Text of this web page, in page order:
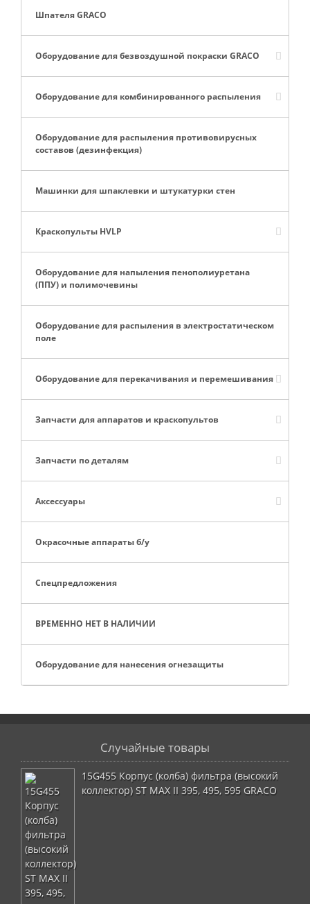
Шпателя GRACO
Оборудование для безвоздушной покраски GRACO
Оборудование для комбинированного распыления
Оборудование для распыления противовирусных
составов (дезинфекция)
Машинки для шпаклевки и штукатурки стен
Краскопульты HVLP
Оборудование для напыления пенополиуретана
(ППУ) и полимочевины
Оборудование для распыления в электростатическом
поле
Оборудование для перекачивания и перемешивания
Запчасти для аппаратов и краскопультов
Запчасти по деталям
Аксессуары
Окрасочные аппараты б/у
Спецпредложения
ВРЕМЕННО НЕТ В НАЛИЧИИ
Оборудование для нанесения огнезащиты
Случайные товары
15G455 Корпус (колба) фильтра (высокий
коллектор) ST MAX II 395, 495, 595 GRACO